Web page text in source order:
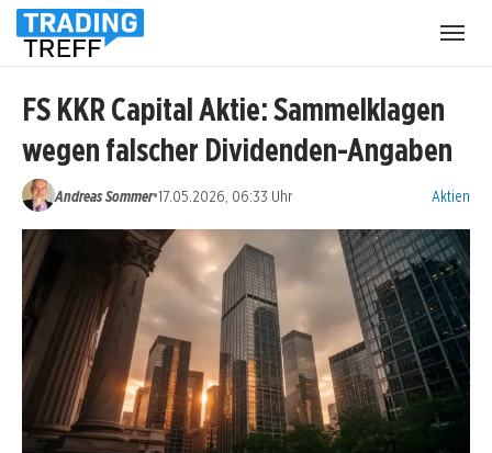
FS KKR Capital Aktie: Sammelklagen
wegen falscher Dividenden-Angaben
Andreas Sommer•17.05.2026, 06:33 Uhr Aktien